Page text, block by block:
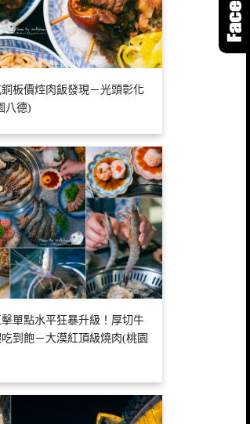
板價焢肉飯發現－光頭彰化
八德)
單點水平狂暴升級！厚切牛
到飽－大漠紅頂級燒肉(桃園